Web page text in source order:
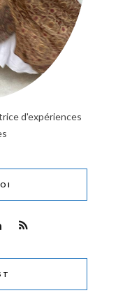
d'expériences